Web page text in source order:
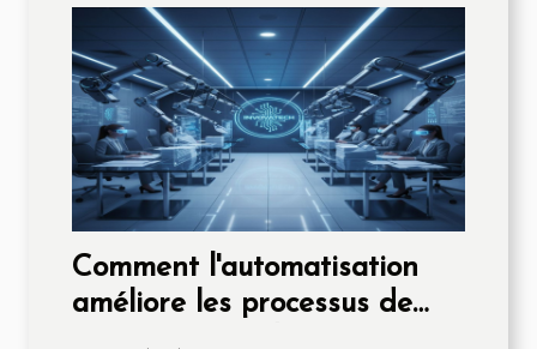
Comment l'automatisation
améliore les processus de
recouvrement de créances ?